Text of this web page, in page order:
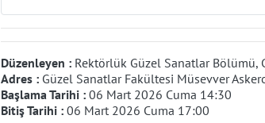
Düzenleyen : Rektörlük Güzel Sanatlar Bölümü,
Adres : Güzel Sanatlar Fakültesi Müsevver
Başlama Tarihi : 06 Mart 2026 Cuma 14:30
Bitiş Tarihi : 06 Mart 2026 Cuma 17:00